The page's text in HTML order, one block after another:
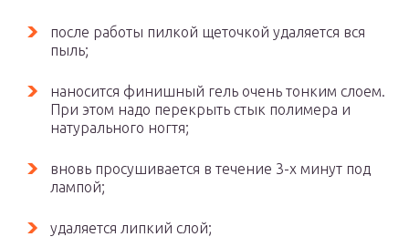
после работы пилкой щеточкой удаляется вся
пыль;
наносится финишный гель очень тонким слоем.
При этом надо перекрыть стык полимера и
натурального ногтя;
вновь просушивается в течение 3-х минут под
лампой;
удаляется липкий слой;